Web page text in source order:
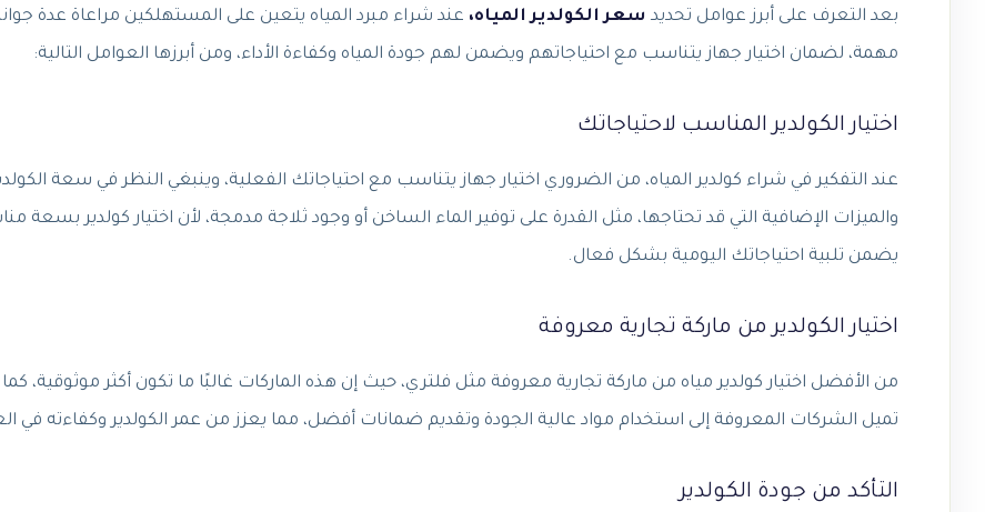
بعد التعرف على أبرز عوامل تحديد سعر الكولدير المياه، عند شراء مبرد المياه يتعين على المستهلكين مراعاة عدة
مهمة، لضمان اختيار جهاز يتناسب مع احتياجاتهم ويضمن لهم جودة المياه وكفاءة الأداء، ومن أبرزها العوامل التالية:
اختيار الكولدير المناسب لاحتياجاتك
عند التفكير في شراء كولدير المياه، من الضروري اختيار جهاز يتناسب مع احتياجاتك الفعلية، وينبغي النظر في سعة
والميزات الإضافية التي قد تحتاجها، مثل القدرة على توفير الماء الساخن أو وجود ثلاجة مدمجة، لأن اختيار كولدير بسعة
يضمن تلبية احتياجاتك اليومية بشكل فعال.
اختيار الكولدير من ماركة تجارية معروفة
من الأفضل اختيار كولدير مياه من ماركة تجارية معروفة مثل فلتري، حيث إن هذه الماركات غالبًا ما تكون أكثر موثوقية، كما
تميل الشركات المعروفة إلى استخدام مواد عالية الجودة وتقديم ضمانات أفضل، مما يعزز من عمر الكولدير وكفاءته في
التأكد من جودة الكولدير